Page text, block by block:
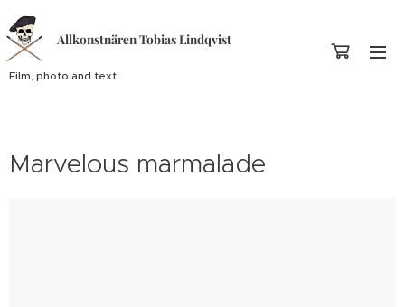
Allkonstnären Tobias Lindqvist
Film, photo and text
Marvelous marmalade